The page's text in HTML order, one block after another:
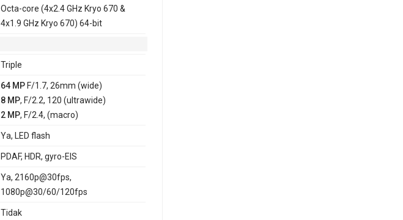
Octa-core (4x2.4 GHz Kryo 670 &
4x1.9 GHz Kryo 670) 64-bit
Triple
64 MPF/1.7, 26mm (wide)
8 MP, F/2.2, 120 (ultrawide)
2 MP, F/2.4, (macro)
Ya, LED flash
PDAF, HDR, gyro-EIS
Ya, 2160p@30fps,
1080p@30/60/120fps
Tidak